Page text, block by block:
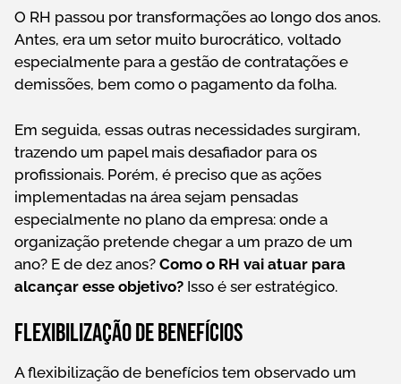
O RH passou por transformações ao longo dos anos.
Antes, era um setor muito burocrático, voltado
especialmente para a gestão de contratações e
demissões, bem como o pagamento da folha.
Em seguida, essas outras necessidades surgiram,
trazendo um papel mais desafiador para os
profissionais. Porém, é preciso que as ações
implementadas na área sejam pensadas
especialmente no plano da empresa: onde a
organização pretende chegar a um prazo de um
ano? E de dez anos? Como o RH vai atuar para
alcançar esse objetivo? Isso é ser estratégico.
Flexibilização de benefícios
A flexibilização de benefícios tem observado um